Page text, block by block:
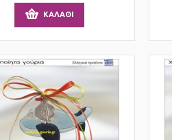
ΚΑΛΆΘΙ